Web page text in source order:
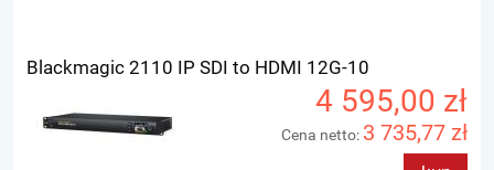
Blackmagic 2110 IP SDI to HDMI 12G-10
4 595,00 zł
Cena netto: 3 735,77 zł